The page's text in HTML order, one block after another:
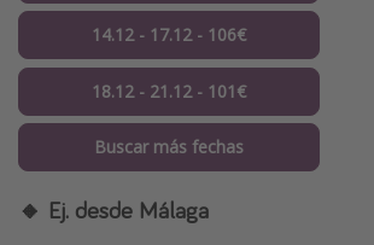
14.12 - 17.12 - 106€
18.12 - 21.12 - 101€
Buscar más fechas
🔸 Ej. desde Málaga